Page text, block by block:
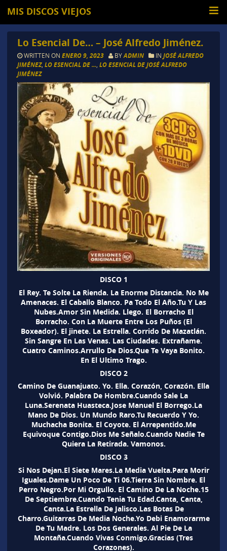
MIS DISCOS VIEJOS
Lo Esencial De… – José Alfredo Jiménez.
WRITTEN ON ENERO 9, 2023 BYADMIN IN JOSÉ ALFREDO
JIMÉNEZ, LO ESENCIAL DE ... LO ESENCIAL DE JOSÉ ALFREDO
JIMÉNEZ
DISCO 1
El Rey. Te Solte La Rienda. La Enorme Distancia. No Me
Amenaces. El Caballo Blanco. Pa Todo El Año.Tu Y Las
Nubes.Amor Sin Medida. Llego. El Borracho El
Borracho. Con La Muerte Entre Los Puños (El
Boxeador). El jinete. La Estrella. Corrido De Mazatlán.
Sin Sangre En Las Venas. Las Ciudades. Extrañame.
Cuatro Caminos.Arrullo De Dios.Que Te Vaya Bonito.
En El Ultimo Trago.
DISCO 2
Camino De Guanajuato. Yo. Ella. Corazón, Corazón. Ella
Volvió. Palabra De Hombre.Cuando Sale La
Luna.Serenata Huasteca.Jose Manuel El Borrego.La
Mano De Dios. Un Mundo Raro.Tu Recuerdo Y Yo.
Muchacha Bonita. El Coyote. El Arrepentido.Me
Equivoque Contigo.Dios Me Señalo.Cuando Nadie Te
Quiera La Retirada. Vamonos.
DISCO 3
Si Nos Dejan.El Siete Mares.La Media Vuelta.Para Morir
Iguales.Dame Un Poco De Ti 06.Tierra Sin Nombre. El
Perro Negro.Por Mi Orgullo. El Camino De La Noche.15
De Septiembre.Cuando Tenia Tu Edad.Canta, Canta,
Canta.La Estrella De Jalisco.Las Botas De
Charro.Guitarras De Media Noche.Yo Debi Enamorarme
De Tu Madre. Los Dos Generales. Al Pie De La
Montaña.Cuando Vivas Conmigo.Gracias (Tres
Corazones).